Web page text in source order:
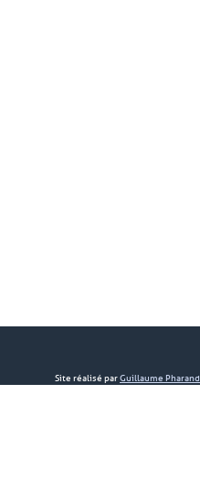
Site réalisé parGuillaume Pharand